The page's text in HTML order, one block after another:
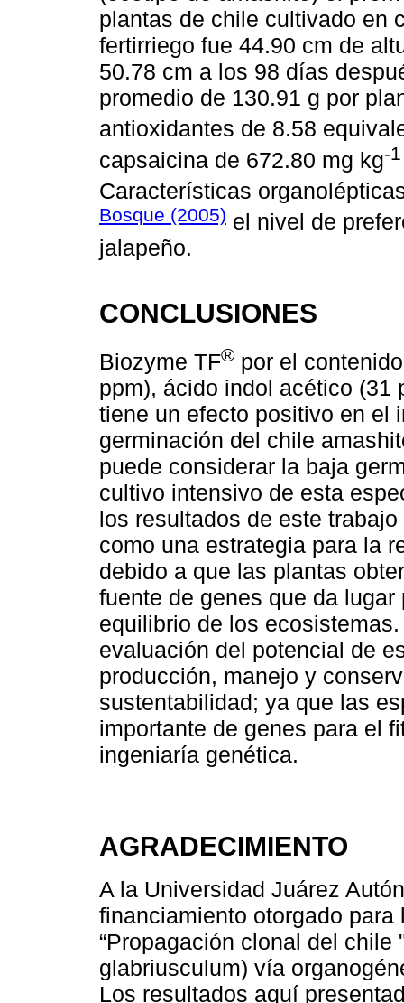
plantas de chile cultivado en
fertirriego fue 44.90 cm de
50.78 cm a los 98 días
promedio de 130.91 g por
antioxidantes de 8.58
capsaicina de 672.80 mg kg-1
Características
Bosque (2005) el nivel de
jalapeño.
CONCLUSIONES
Biozyme TF® por el
ppm), ácido indol acético (31
tiene un efecto positivo en el
germinación del chile
puede considerar la baja
cultivo intensivo de esta
los resultados de este
como una estrategia para la
debido a que las plantas
fuente de genes que da
equilibrio de los
evaluación del potencial de
producción, manejo y
sustentabilidad; ya que las
importante de genes para el
ingeniaría genética.
AGRADECIMIENTO
A la Universidad Juárez
financiamiento otorgado
“Propagación clonal del
glabriusculum) vía
Los resultados aquí